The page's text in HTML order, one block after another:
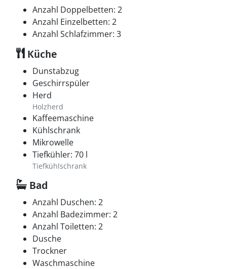
Anzahl Doppelbetten: 2
Anzahl Einzelbetten: 2
Anzahl Schlafzimmer: 3
Küche
Dunstabzug
Geschirrspüler
Herd
Holzherd
Kaffeemaschine
Kühlschrank
Mikrowelle
Tiefkühler: 70 l
Tiefkühlschrank
Bad
Anzahl Duschen: 2
Anzahl Badezimmer: 2
Anzahl Toiletten: 2
Dusche
Trockner
Waschmaschine